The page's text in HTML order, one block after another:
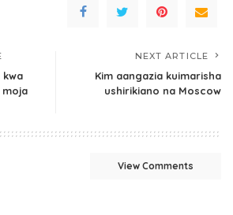
kwa
moja
NEXT ARTICLE
Kim aangazia kuimarisha
ushirikiano na Moscow
View Comments